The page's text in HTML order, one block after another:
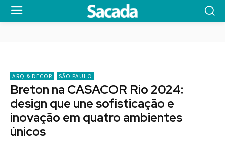
ARQ & DECOR SÃO PAULO
Breton na CASACOR Rio 2024:
design que une sofisticação e
inovação em quatro ambientes
únicos